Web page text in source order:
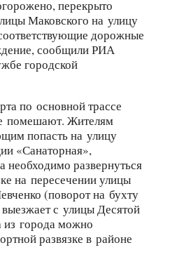
перекрыто
Маковского на улицу
дорожные
сообщили РИА
городской
по основной трассе
помешают. Жителям
попасть на улицу
«Санаторная»,
развернуться
на пересечении улицы
(поворот на бухту
с улицы Десятой
из города можно
развязке в районе